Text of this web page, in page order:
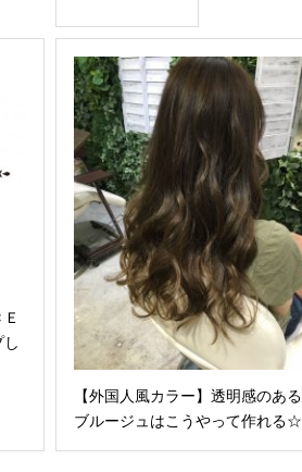
【外国人風カラー】透明感のある
ブルージュはこうやって作れる☆